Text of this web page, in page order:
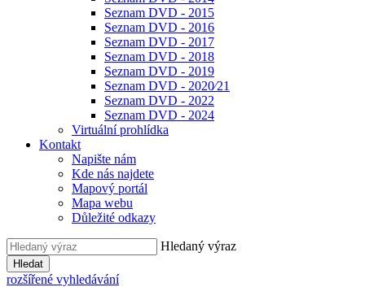
Seznam DVD - 2015
Seznam DVD - 2016
Seznam DVD - 2017
Seznam DVD - 2018
Seznam DVD - 2019
Seznam DVD - 2020⁄21
Seznam DVD - 2022
Seznam DVD - 2024
Virtuální prohlídka
Kontakt
Napište nám
Kde nás najdete
Mapový portál
Mapa webu
Důležité odkazy
Hledaný výraz
Hledat
rozšířené vyhledávání